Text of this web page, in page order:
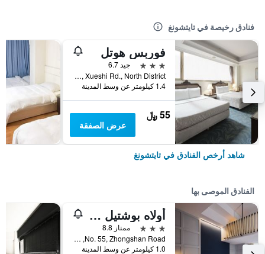
فنادق رخيصة في تايتشونغ
فوربس هوتل
3 نجوم
جيد 6.7
No.181, Xueshi Rd., North District, تايتشونغ, تايوان
1.4 كيلومتر عن وسط المدينة
55 ﷼
عرض الصفقة
شاهد أرخص الفنادق في تايتشونغ
الفنادق الموصى بها
أولاه بوشتيل - تايتشونج ستيشن
3 نجوم
ممتاز 8.8
No. 55, Zhongshan Road, تايتشونغ, تايوان
1.0 كيلومتر عن وسط المدينة